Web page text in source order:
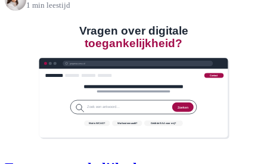
1 min leestijd